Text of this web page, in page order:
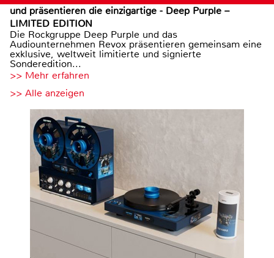
und präsentieren die einzigartige - Deep Purple –
LIMITED EDITION
Die Rockgruppe Deep Purple und das
Audiounternehmen Revox präsentieren gemeinsam eine
exklusive, weltweit limitierte und signierte
Sonderedition...
>> Mehr erfahren
>> Alle anzeigen